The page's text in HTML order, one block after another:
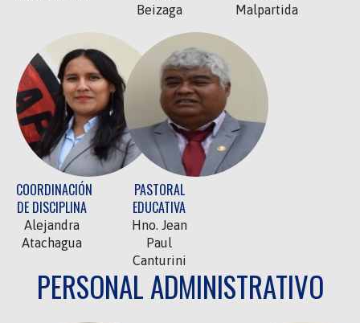
Beizaga
Malpartida
COORDINACIÓN
DE DISCIPLINA
Alejandra
Atachagua
PASTORAL
EDUCATIVA
Hno. Jean
Paul
Canturini
PERSONAL ADMINISTRATIVO